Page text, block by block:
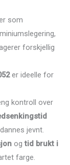
som
forskjellig
er ideelle for
kontroll over
jevnt.
ogtid brukt i
farge.